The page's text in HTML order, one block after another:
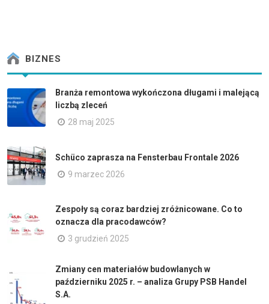
BIZNES
Branża remontowa wykończona długami i malejącą
liczbą zleceń
28 maj 2025
Schüco zaprasza na Fensterbau Frontale 2026
9 marzec 2026
Zespoły są coraz bardziej zróżnicowane. Co to
oznacza dla pracodawców?
3 grudzień 2025
Zmiany cen materiałów budowlanych w
październiku 2025 r. – analiza Grupy PSB Handel
S.A.